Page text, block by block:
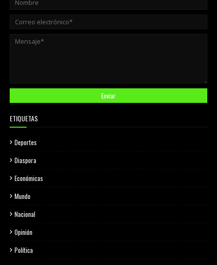
ETIQUETAS
Deportes
Diaspora
Económicas
Mundo
Nacional
Opinión
Política